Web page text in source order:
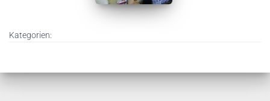
Kategorien: